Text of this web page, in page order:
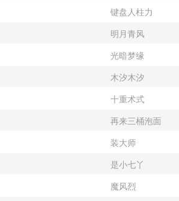
键盘人柱力
明月青风
光暗梦缘
木汐木汐
十重术式
再来三桶泡面
装大师
是小七丫
魔风烈